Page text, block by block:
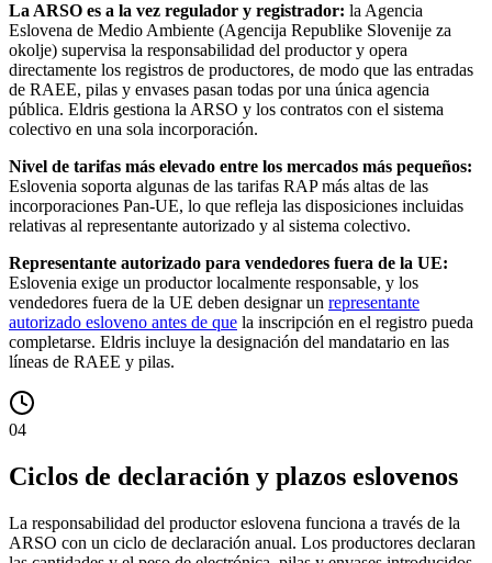
La ARSO es a la vez regulador y registrador: la Agencia
Eslovena de Medio Ambiente (Agencija Republike Slovenije za
okolje) supervisa la responsabilidad del productor y opera
directamente los registros de productores, de modo que las entradas
de RAEE, pilas y envases pasan todas por una única agencia
pública. Eldris gestiona la ARSO y los contratos con el sistema
colectivo en una sola incorporación.
Nivel de tarifas más elevado entre los mercados más pequeños:
Eslovenia soporta algunas de las tarifas RAP más altas de las
incorporaciones Pan-UE, lo que refleja las disposiciones incluidas
relativas al representante autorizado y al sistema colectivo.
Representante autorizado para vendedores fuera de la UE:
Eslovenia exige un productor localmente responsable, y los
vendedores fuera de la UE deben designar un representante
autorizado esloveno antes de que la inscripción en el registro pueda
completarse. Eldris incluye la designación del mandatario en las
líneas de RAEE y pilas.
04
Ciclos de declaración y plazos eslovenos
La responsabilidad del productor eslovena funciona a través de la
ARSO con un ciclo de declaración anual. Los productores declaran